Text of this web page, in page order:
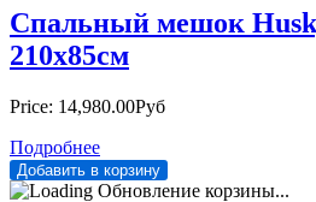
Спальный мешок
210х85см
Price: 14,980.00Руб
Подробнее
Обновление корзины...